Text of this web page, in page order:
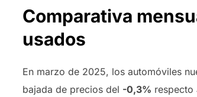
Comparativa
usados
En marzo de 2025, los automóviles
bajada de precios del -0,3% respecto